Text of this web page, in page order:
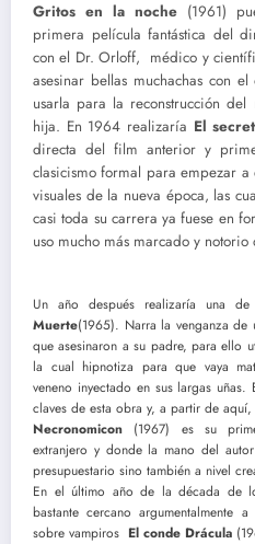
Gritos en la noche (1961)
primera película fantástica del
con el Dr. Orloff, médico y
asesinar bellas muchachas con
usarla para la reconstrucción
hija. En 1964 realizaría El
directa del film anterior y
clasicismo formal para empezar
visuales de la nueva época, las
casi toda su carrera ya fuese en
uso mucho más marcado y
Un año después realizaría una
Muerte(1965). Narra la venganza
que asesinaron a su padre, para ello
la cual hipnotiza para que vaya
veneno inyectado en sus largas
claves de esta obra y, a partir de
Necronomicon (1967) es su
extranjero y donde la mano del
presupuestario sino también a nivel
En el último año de la década de
bastante cercano argumentalmente a
sobre vampiros El conde Drácula